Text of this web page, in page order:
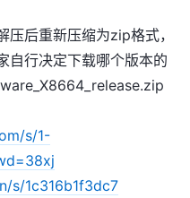
后重新压缩为zip格式，
自行决定下载哪个版本的
s/1-
s/1c316b1f3dc7